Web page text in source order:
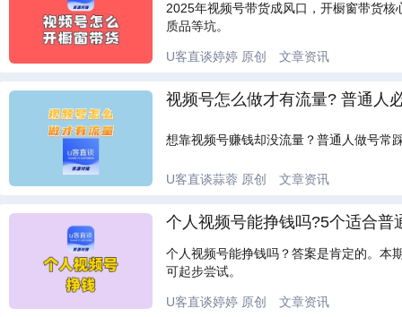
2025年视频号带货成风口，开橱窗带货
质品等坑。
U客直谈婷婷 原创 文章资讯
视频号怎么做才有流量? 普通人
想靠视频号赚钱却没流量？普通人做号常
U客直谈蒜蓉 原创 文章资讯
个人视频号能挣钱吗?5个适合
个人视频号能挣钱吗？答案是肯定的。本
可起步尝试。
U客直谈婷婷 原创 文章资讯